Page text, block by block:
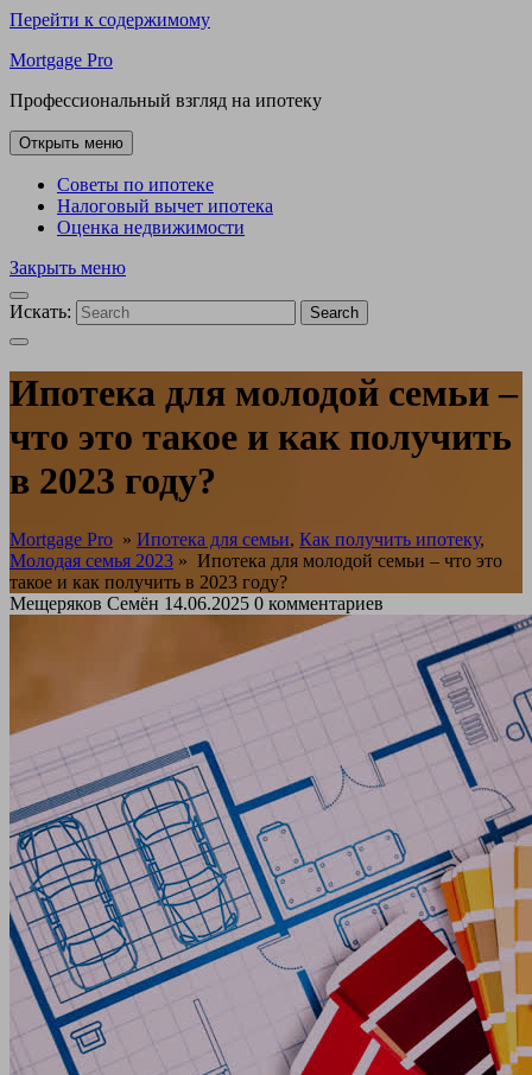
Перейти к содержимому
Mortgage Pro
Профессиональный взгляд на ипотеку
Открыть меню
Советы по ипотеке
Налоговый вычет ипотека
Оценка недвижимости
Закрыть меню
Искать: Search
Ипотека для молодой семьи –
что это такое и как получить
в 2023 году?
Mortgage Pro » Ипотека для семьи, Как получить ипотеку,
Молодая семья 2023 » Ипотека для молодой семьи – что это
такое и как получить в 2023 году?
Мещеряков Семён 14.06.2025 0 комментариев